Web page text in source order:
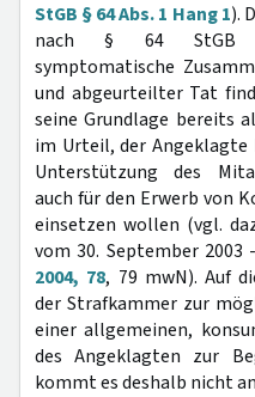
StGB § 64 Abs. 1 Hang 1).
nach § 64 StGB
symptomatische
und abgeurteilter Tat
seine Grundlage bereits
im Urteil, der Angeklagte
Unterstützung des
auch für den Erwerb von
einsetzen wollen (vgl.
vom 30. September
2004, 78, 79 mwN). Auf
der Strafkammer zur
einer allgemeinen,
des Angeklagten zur
kommt es deshalb nicht